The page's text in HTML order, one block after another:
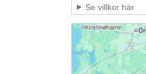
Se villkor här